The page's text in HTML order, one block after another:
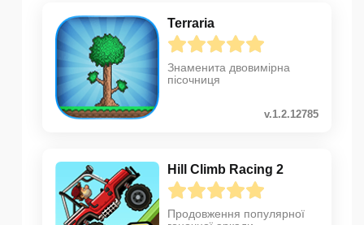
Terraria
Знаменита двовимірна
пісочниця
v.1.2.12785
Hill Climb Racing 2
Продовження популярної